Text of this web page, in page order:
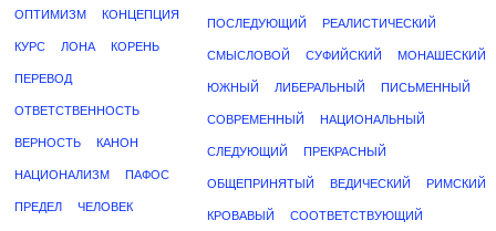
ОПТИМИЗМ КОНЦЕПЦИЯ
КУРС ЛОНА КОРЕНЬ
ПЕРЕВОД
ОТВЕТСТВЕННОСТЬ
ВЕРНОСТЬ КАНОН
НАЦИОНАЛИЗМ ПАФОС
ПРЕДЕЛ ЧЕЛОВЕК
ПОСЛЕДУЮЩИЙ РЕАЛИСТИЧЕСКИЙ
СМЫСЛОВОЙ СУФИЙСКИЙ МОНАШЕСКИЙ
ЮЖНЫЙ ЛИБЕРАЛЬНЫЙ ПИСЬМЕННЫЙ
СОВРЕМЕННЫЙ НАЦИОНАЛЬНЫЙ
СЛЕДУЮЩИЙ ПРЕКРАСНЫЙ
ОБЩЕПРИНЯТЫЙ ВЕДИЧЕСКИЙ РИМСКИЙ
КРОВАВЫЙ СООТВЕТСТВУЮЩИЙ